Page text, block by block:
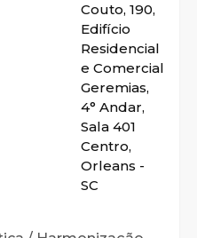
Couto, 190,
Edifício
Residencial
e Comercial
Geremias,
4° Andar,
Sala 401
Centro,
Orleans -
SC